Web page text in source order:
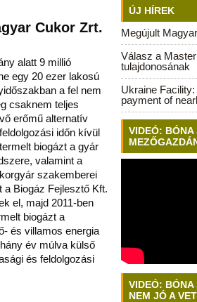
Cukor Zrt.
alatt 9 millió
egy 20 ezer lakosú
a fel nem
csaknem teljes
erőmű alternatív
időn kívül
biogázt a gyár
valamint a
szakemberei
a Biogáz Fejlesztő Kft.
el, majd 2011-ben
biogázt a
és villamos energia
év múlva külső
és feldolgozási
ÚJ HÍREK
Megújult
Válasz a
tulajdonosának
Ukraine
payment of
VIDEÓ: BÓNA
VIDEÓ: BÓNA
NEM JÓ A